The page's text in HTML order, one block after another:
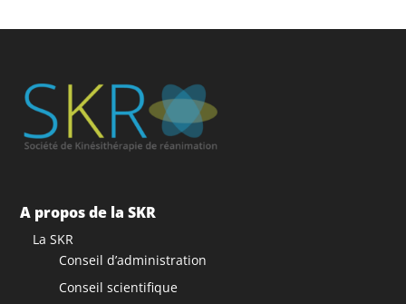
A propos de la SKR
La SKR
Conseil d’administration
Conseil scientifique